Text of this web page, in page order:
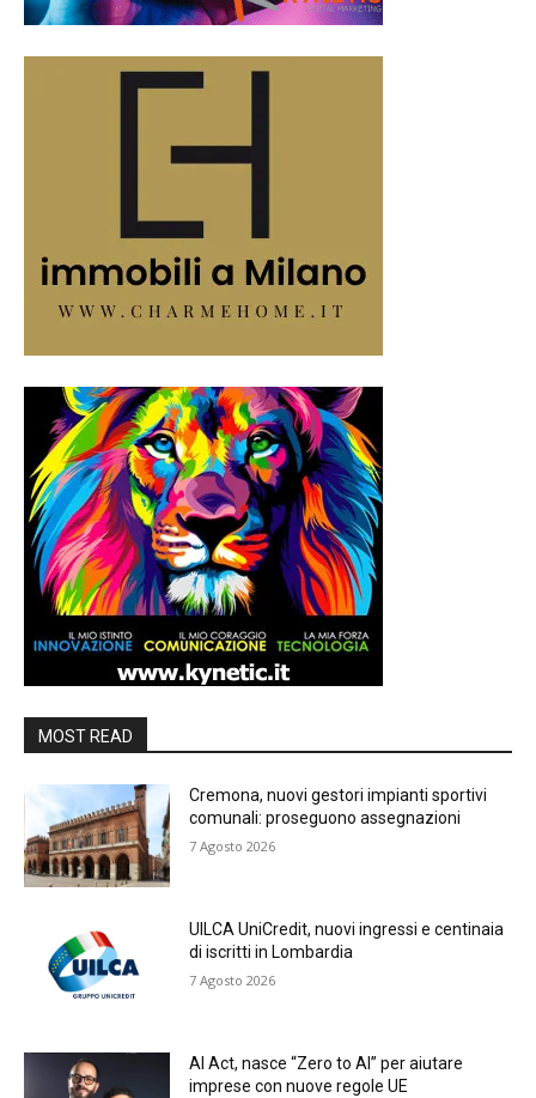
MOST READ
Cremona, nuovi gestori impianti sportivi
comunali: proseguono assegnazioni
7 Agosto 2026
UILCA UniCredit, nuovi ingressi e centinaia
di iscritti in Lombardia
7 Agosto 2026
AI Act, nasce “Zero to AI” per aiutare
imprese con nuove regole UE